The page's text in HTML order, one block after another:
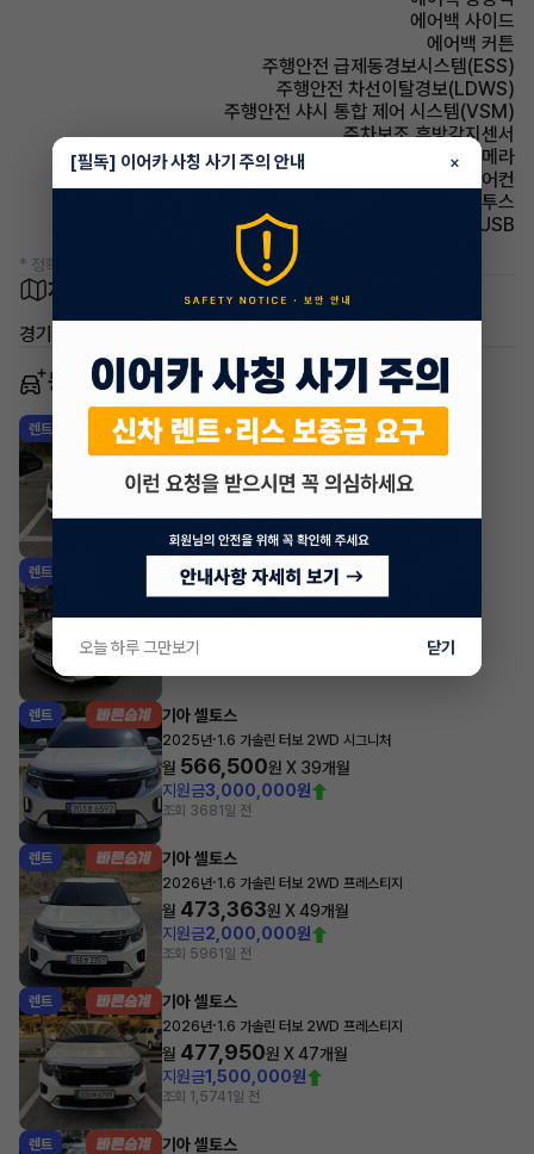
에어백 사이드
에어백 커튼
주행안전 급제동경보시스템(ESS)
주행안전 차선이탈경보(LDWS)
주행안전 샤시 통합 제어 시스템(VSM)
주차보조 후방감지센서
주차보조 후방카메라
에어컨 수동에어컨
유무선단자 블루투스
유무선단자 USB
* 정확한 정보는 판매자와 반드시 확인하시기 바랍니다.
차량 위치
경기 고양시 일산동구 백석동
동일 차종 이어카
렌트 기아 셀토스
2026년·1.6 가솔린 터보 2WD 시그니처
월532,180원 X 47개월
렌트 기아 셀토스
2024년·1.6 가솔린 터보 2WD 프레스티지
505,890
지원금
렌트 기아 셀토스
2025년·1.6 가솔린 터보 2WD 시그니처
월 566,500원 X 39개월
지원금3,000,000원
조회 3681일 전
렌트 기아 셀토스
2026년·1.6 가솔린 터보 2WD 프레스티지
월 473,363원 X49개월
지원금2,000,000원
조회 5961일 전
렌트 기아 셀토스
2026년·1.6 가솔린 터보 2WD 프레스티지
월 477,950원 X47개월
지원금1,500,000원
조회 1,5741일 전
렌트 기아 셀토스
[필독] 이어카 사칭 사기 주의 안내 ×
오늘 하루 그만보기 닫기